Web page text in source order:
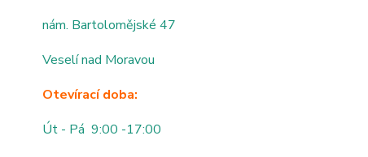
nám. Bartolomějské 47
Veselí nad Moravou
Otevírací doba:
Út - Pá 9:00 -17:00